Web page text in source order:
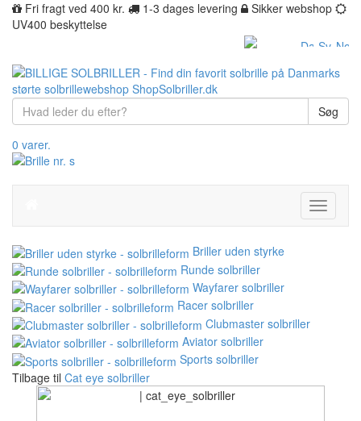
Fri fragt ved 400 kr. 1-3 dages levering
Sikker webshop
UV400 beskyttelse
Søg
0 varer.
Toggle
Briller uden styrke
Runde solbriller
Wayfarer solbriller
Racer solbriller
Clubmaster solbriller
Aviator solbriller
Sports solbriller
Tilbage til Cat eye solbriller